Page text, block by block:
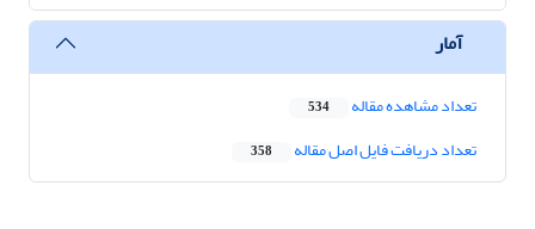
آمار
تعداد مشاهده مقاله 534
تعداد دریافت فایل اصل مقاله 358